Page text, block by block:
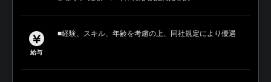
給与
■経験、スキル、年齢を考慮の上、同社規定により優遇